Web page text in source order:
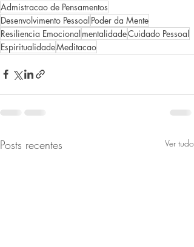
Admistracao de Pensamentos
Desenvolvimento PessoalPoder da Mente
Resiliencia EmocionalmentalidadeCuidado Pessoal
EspiritualidadeMeditacao
Posts recentes Ver tudo